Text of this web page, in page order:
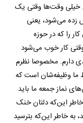
خیلی وقت‌ها وقتی یک
زده می‌شود، یعنی
را که در حوزه
وقتی کار خوب می‌شود
دارم. مخصوصا نظرم
ما وظیفه‌شان است که
نماز جمعه ما باید
خاطر این‌که دلتان خنک
به خاطر این‌که بترسید